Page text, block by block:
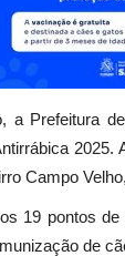
a Prefeitura
Campo
19 pontos
de